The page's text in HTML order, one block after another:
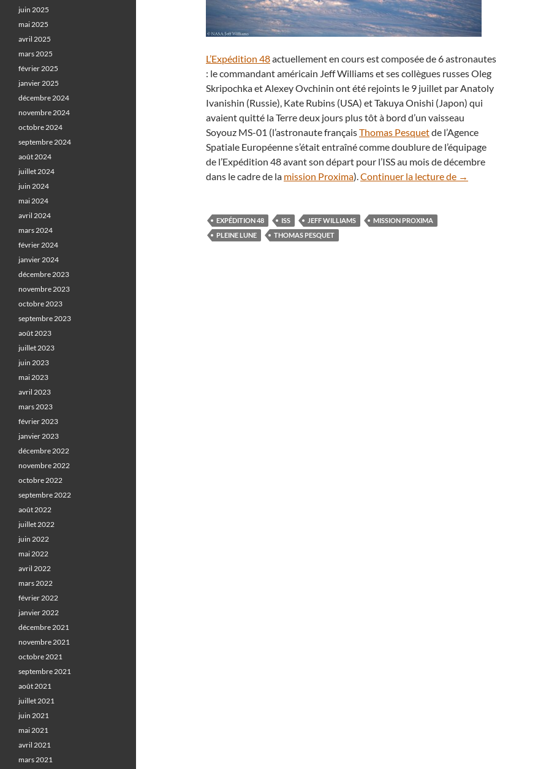
L’Expédition 48actuellement en cours est composée de 6 astronautes
: le commandant américain Jeff Williams et ses collègues russes Oleg
Skripochka et Alexey Ovchinin ont été rejoints le 9 juillet par Anatoly
Ivanishin (Russie), Kate Rubins (USA) et Takuya Onishi (Japon) qui
avaient quitté la Terre deux jours plus tôt à bord d’un vaisseau
Soyouz MS-01 (l’astronaute françaisThomas Pesquetde l’Agence
Spatiale Européenne s’était entraîné comme doublure de l’équipage
de l’Expédition 48 avant son départ pour l’ISS au mois de décembre
dans le cadre de la mission Proxima).Continuer la lecture de Le lever de la Pleine
→
EXPÉDITION 48 ISS JEFF WILLIAMS
MISSION PROXIMA
PLEINE LUNE
THOMAS PESQUET
juin 2025
mai 2025
avril 2025
mars 2025
février 2025
janvier 2025
décembre 2024
novembre 2024
octobre 2024
septembre 2024
août 2024
juillet 2024
juin 2024
mai 2024
avril 2024
mars 2024
février 2024
janvier 2024
décembre 2023
novembre 2023
octobre 2023
septembre 2023
août 2023
juillet 2023
juin 2023
mai 2023
avril 2023
mars 2023
février 2023
janvier 2023
décembre 2022
novembre 2022
octobre 2022
septembre 2022
août 2022
juillet 2022
juin 2022
mai 2022
avril 2022
mars 2022
février 2022
janvier 2022
décembre 2021
novembre 2021
octobre 2021
septembre 2021
août 2021
juillet 2021
juin 2021
mai 2021
avril 2021
mars 2021